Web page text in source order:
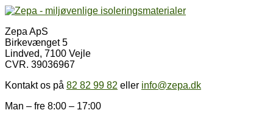
kr. 15.180,00
har
Mulighederne
kan
på
varesiden
Zepa ApS
Birkevænget 5
Lindved, 7100 Vejle
CVR. 39036967
Kontakt os på 82 82 99 82 eller info@zepa.dk
Man – fre 8:00 – 17:00